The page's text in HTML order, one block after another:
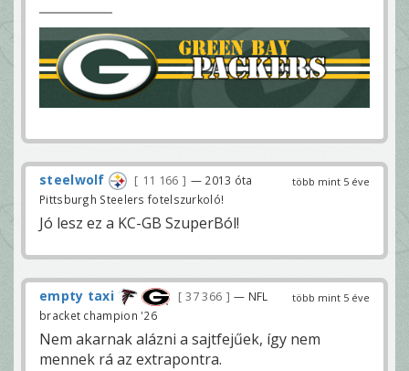
több mint 5 éve
steelwolf 11 166
— 2013 óta
Pittsburgh Steelers fotelszurkoló!
Jó lesz ez a KC-GB SzuperBól!
több mint 5 éve
empty taxi 37 366
— NFL
bracket champion '26
Nem akarnak alázni a sajtfejűek, így nem
mennek rá az extrapontra.